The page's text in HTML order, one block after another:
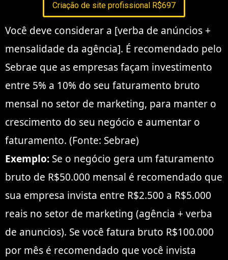
Criação de site profissional R$697
Você deve considerar a [verba de anúncios +
mensalidade da agência]. É recomendado pelo
Sebrae que as empresas façam investimento
entre 5% a 10% do seu faturamento bruto
mensal no setor de marketing, para manter o
crescimento do seu negócio e aumentar o
faturamento. (Fonte: Sebrae)
Exemplo: Se o negócio gera um faturamento
bruto de R$50.000 mensal é recomendado que
sua empresa invista entre R$2.500 a R$5.000
reais no setor de marketing (agência + verba
de anuncios). Se você fatura bruto R$100.000
por mês é recomendado que você invista